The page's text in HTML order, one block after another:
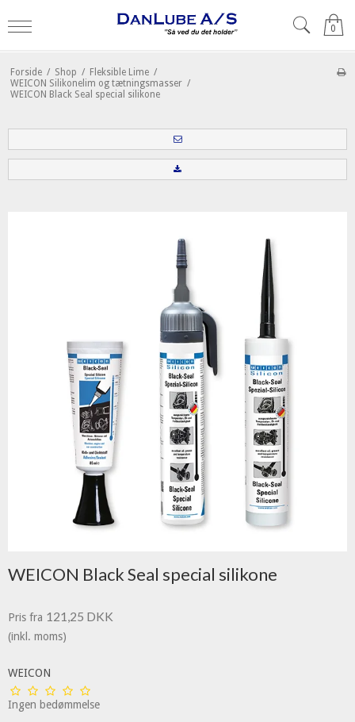
0
Forside / Shop / Fleksible Lime /
WEICON Silikonelim og tætningsmasser /
WEICON Black Seal special silikone
WEICON Black Seal special silikone
Pris fra 121,25 DKK
(inkl. moms)
WEICON
Ingen bedømmelse